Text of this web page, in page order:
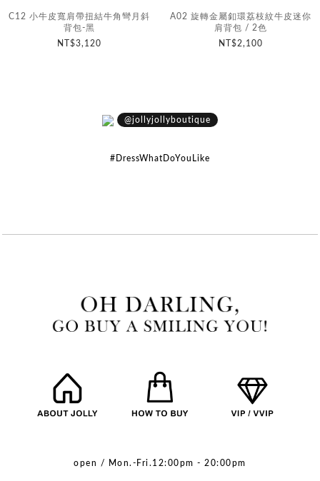
C12 小牛皮寬肩帶扭結牛角彎月斜
背包-黑
NT$3,120
A02 旋轉金屬釦環荔枝紋牛皮迷你
肩背包 / 2色
NT$2,100
@jollyjollyboutique
#DressWhatDoYouLike
open / Mon.-Fri.12:00pm - 20:00pm